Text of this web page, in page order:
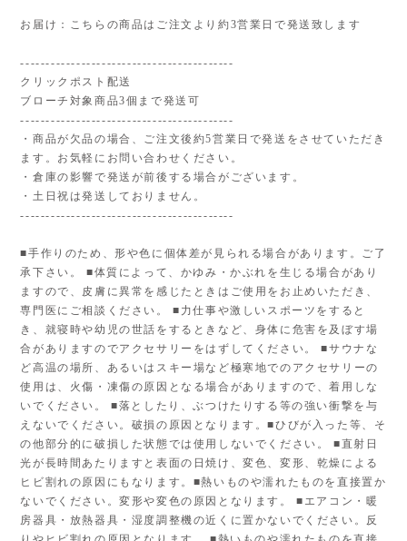
お届け：こちらの商品はご注文より約3営業日で発送致します
------------------------------------------
クリックポスト配送
ブローチ対象商品3個まで発送可
------------------------------------------
・商品が欠品の場合、ご注文後約5営業日で発送をさせていただき
ます。お気軽にお問い合わせください。
・倉庫の影響で発送が前後する場合がございます。
・土日祝は発送しておりません。
------------------------------------------
■手作りのため、形や色に個体差が見られる場合があります。ご了
承下さい。 ■体質によって、かゆみ・かぶれを生じる場合があり
ますので、皮膚に異常を感じたときはご使用をお止めいただき、
専門医にご相談ください。 ■力仕事や激しいスポーツをすると
き、就寝時や幼児の世話をするときなど、身体に危害を及ぼす場
合がありますのでアクセサリーをはずしてください。 ■サウナな
ど高温の場所、あるいはスキー場など極寒地でのアクセサリーの
使用は、火傷・凍傷の原因となる場合がありますので、着用しな
いでください。 ■落としたり、ぶつけたりする等の強い衝撃を与
えないでください。破損の原因となります。■ひびが入った等、そ
の他部分的に破損した状態では使用しないでください。 ■直射日
光が長時間あたりますと表面の日焼け、変色、変形、乾燥による
ヒビ割れの原因にもなります。■熱いものや濡れたものを直接置か
ないでください。変形や変色の原因となります。 ■エアコン・暖
房器具・放熱器具・湿度調整機の近くに置かないでください。反